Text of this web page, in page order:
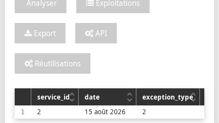
Analyser Exploitations
Export API
Réutilisations
service_id date exception_type
1 2 15 août 2026 2